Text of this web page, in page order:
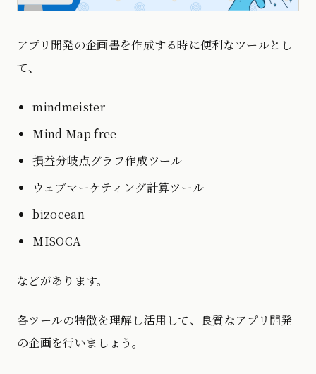
アプリ開発の企画書を作成する時に便利なツールとし
て、
mindmeister
Mind Map free
損益分岐点グラフ作成ツール
ウェブマーケティング計算ツール
bizocean
MISOCA
などがあります。
各ツールの特徴を理解し活用して、良質なアプリ開発
の企画を行いましょう。